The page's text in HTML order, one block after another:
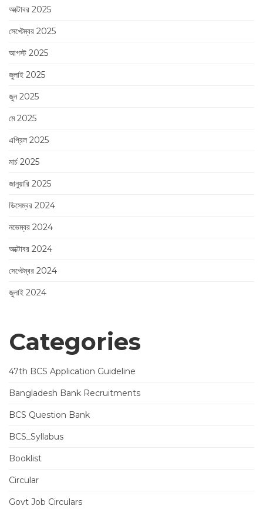
অক্টোবর 2025
সেপ্টেম্বর 2025
আগস্ট 2025
জুলাই 2025
জুন 2025
মে 2025
এপ্রিল 2025
মার্চ 2025
জানুয়ারি 2025
ডিসেম্বর 2024
নভেম্বর 2024
অক্টোবর 2024
সেপ্টেম্বর 2024
জুলাই 2024
Categories
47th BCS Application Guideline
Bangladesh Bank Recruitments
BCS Question Bank
BCS_Syllabus
Booklist
Circular
Govt Job Circulars